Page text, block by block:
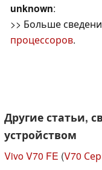
unknown:
>> Больше
процессоров.
Другие статьи,
устройством
Vivo V70 FE (V70